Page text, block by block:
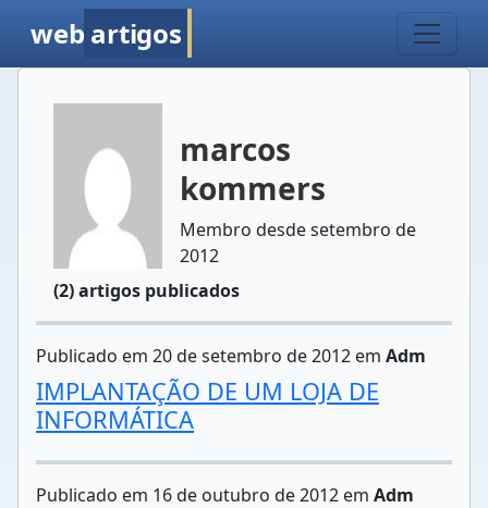
web artigos
marcos
kommers
Membro desde setembro de
2012
(2) artigos publicados
Publicado em 20 de setembro de 2012 em Adm
IMPLANTAÇÃO DE UM LOJA DE
INFORMÁTICA
Publicado em 16 de outubro de 2012 em Adm